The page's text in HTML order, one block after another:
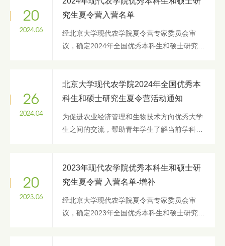
20
2024.06
究生夏令营入营名单
经北京大学现代农学院夏令营专家委员会审
议，确定2024年全国优秀本科生和硕士研究生
昊洋 中国农业大学 生...
26
2024.04
北京大学现代农学院2024年全国优秀本
科生和硕士研究生夏令营活动通知
为促进农业经济管理和生物技术方向优秀大学
生之间的交流，帮助青年学生了解当前学科发
大学生夏令营”活动。本次夏令...
20
2023.06
2023年现代农学院优秀本科生和硕士研
究生夏令营 入营名单-增补
经北京大学现代农学院夏令营专家委员会审
议，确定2023年全国优秀本科生和硕士研究生